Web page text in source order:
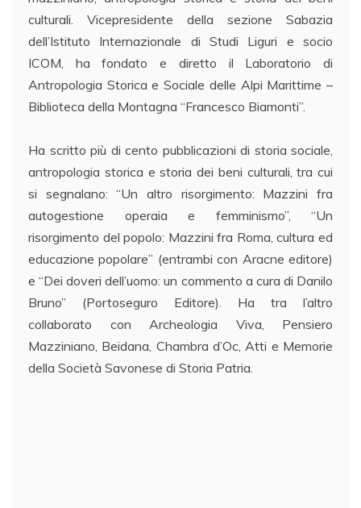
culturali. Vicepresidente della sezione Sabazia
dell’Istituto Internazionale di Studi Liguri e socio
ICOM, ha fondato e diretto il Laboratorio di
Antropologia Storica e Sociale delle Alpi Marittime –
Biblioteca della Montagna “Francesco Biamonti”.
Ha scritto più di cento pubblicazioni di storia sociale,
antropologia storica e storia dei beni culturali, tra cui
si segnalano: “Un altro risorgimento: Mazzini fra
autogestione operaia e femminismo”, “Un
risorgimento del popolo: Mazzini fra Roma, cultura ed
educazione popolare” (entrambi con Aracne editore)
e “Dei doveri dell’uomo: un commento a cura di Danilo
Bruno” (Portoseguro Editore). Ha tra l’altro
collaborato con Archeologia Viva, Pensiero
Mazziniano, Beidana, Chambra d’Oc, Atti e Memorie
della Società Savonese di Storia Patria.